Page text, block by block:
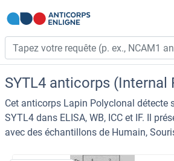
SYTL4 anticorps (Internal
Cet anticorps Lapin Polyclonal détecte
SYTL4 dans ELISA, WB, ICC et IF. Il
avec des échantillons de Humain,